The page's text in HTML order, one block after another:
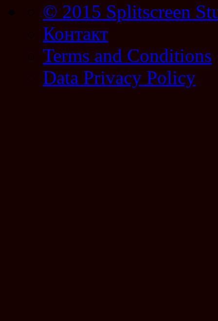
© 2015 Splitscreen
Контакт
Terms and Conditions
Data Privacy Policy